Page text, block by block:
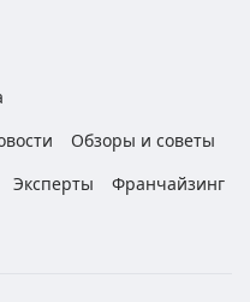
Обзоры и советы
Эксперты
Франчайзинг